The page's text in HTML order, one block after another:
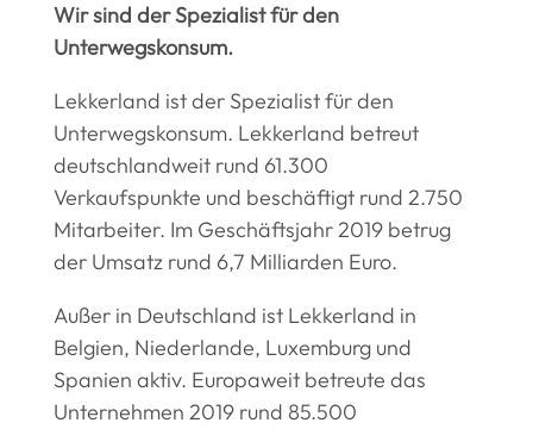
Wir sind der Spezialist für den
Unterwegskonsum.
Lekkerland ist der Spezialist für den
Unterwegskonsum. Lekkerland betreut
deutschlandweit rund 61.300
Verkaufspunkte und beschäftigt rund 2.750
Mitarbeiter. Im Geschäftsjahr 2019 betrug
der Umsatz rund 6,7 Milliarden Euro.
Außer in Deutschland ist Lekkerland in
Belgien, Niederlande, Luxemburg und
Spanien aktiv. Europaweit betreute das
Unternehmen 2019 rund 85.500